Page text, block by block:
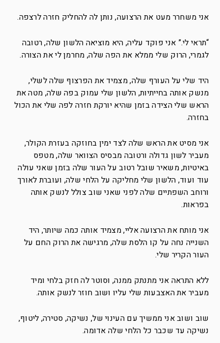
אני משחרר מעט את הרצועה, נותן לה להחליק חזרה לרצפה.
“תראי לי.” אני פוקד עליה, היא מוציאה הלשון שלה, רטובה
לגמרי, הרוק שלי ממלא את הפה שלה, מחרמן לי את הצורה.
היד שלי על העורף שלה, מצמיד את הפרצוף שלה לשלי,
מנשק אותה בחייתיות, הלשון שלי עמוק בפה שלה, מטה את
הראש שלי הצידה בזמן שהיא יורקת חזרה לפה שלי את הכול
בחזרה.
אני מסיט את הראש שלה לצד ימין בחוזקה בעזרת הקולר,
מעביר לשון גדולה ורטובה מבסיס הצוואר שלה, מטפס
באיטיות, משאיר שובל רטוב על העור שלה בזמן שאני עולה
עוד ועוד, הלשון שלי מחליקה על הלחי שלה, ועוברת לאורך
ורוחב השפתיים שלה לפני שאני שוב צולל לנשק אותה
בפראות.
אני מותח את הרצועה אליי, מצמיד אותה כמה שיותר, היד
השנייה נחה על קו הלסת שלה, מרגישה את הרוק החם על
העור הקריר שלי.
ללא התראה אני מתנתק ממנה, וסוטר לה חזק בלחי ומיד
מעביר את האצבעות שלי עליו ושוב חוזר לנשק אותה.
שוב ושוב אני ממשיך עם העינוי של, נשיקה, סטירה, ליטוף,
נשיקה עד שכבר כל הלחי שלה אדומה.